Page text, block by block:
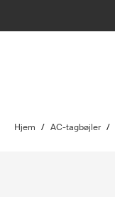
Hjem / AC-tagbøjler /